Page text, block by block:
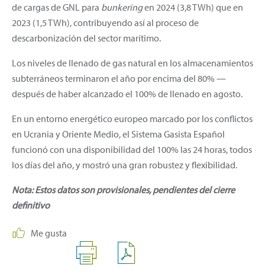
de cargas de GNL para bunkeringen 2024 (3,8 TWh) que en
2023 (1,5 TWh), contribuyendo así al proceso de
descarbonización del sector marítimo.
Los niveles de llenado de gas natural en los almacenamientos
subterráneos terminaron el año por encima del 80% —
después de haber alcanzado el 100% de llenado en agosto.
En un entorno energético europeo marcado por los conflictos
en Ucrania y Oriente Medio, el Sistema Gasista Español
funcionó con una disponibilidad del 100% las 24 horas, todos
los días del año, y mostró una gran robustez y flexibilidad.
Nota: Estos datos son provisionales, pendientes del cierre
definitivo
Me gusta